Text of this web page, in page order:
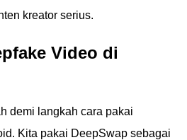
kreator serius.
Video di
demi langkah cara pakai
Kita pakai DeepSwap sebagai